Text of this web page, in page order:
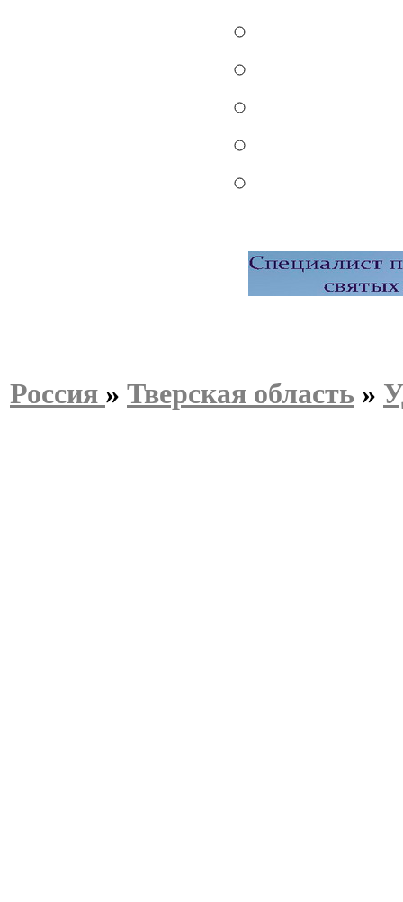
Россия » Тверская область »